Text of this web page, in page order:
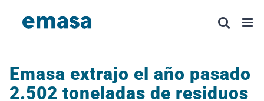
Emasa extrajo el año pasado
2.502 toneladas de residuos